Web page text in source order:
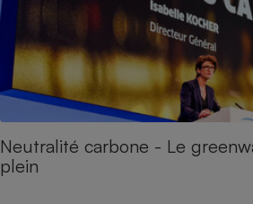
Neutralité carbone - Le
plein